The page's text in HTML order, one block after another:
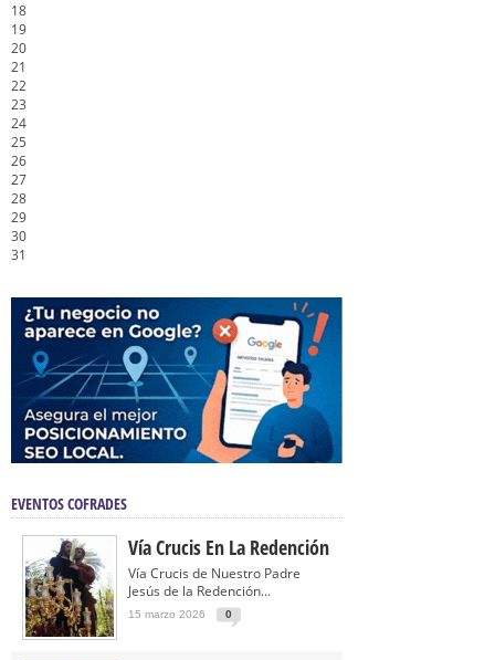
18
19
20
21
22
23
24
25
26
27
28
29
30
31
EVENTOS COFRADES
Vía Crucis En La Redención
Vía Crucis de Nuestro Padre
Jesús de la Redención...
15 marzo 2026 0